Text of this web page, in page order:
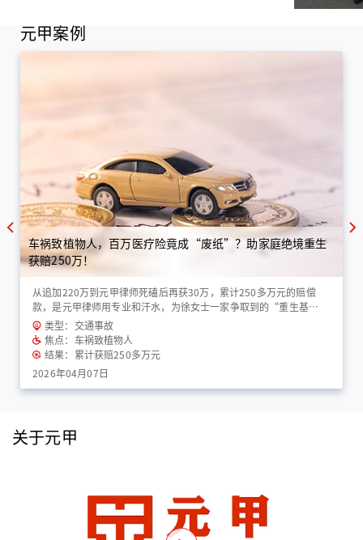
元甲案例
车祸致植物人，百万医疗险竟成“废纸”？助家庭绝境重生
获赔250万！
从追加220万到元甲律师死磕后再获30万，累计250多万元的赔偿
款，是元甲律师用专业和汗水，为徐女士一家争取到的“重生基
金”！
类型：交通事故
焦点：车祸致植物人
结果：累计获赔250多万元
2026年04月07日
关于元甲